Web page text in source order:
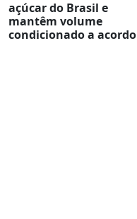
açúcar do Brasil e
mantêm volume
condicionado a acordo